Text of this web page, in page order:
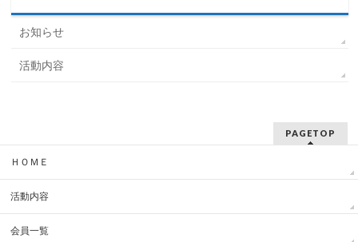
お知らせ
活動内容
PAGETOP
ＨＯＭＥ
活動内容
会員一覧